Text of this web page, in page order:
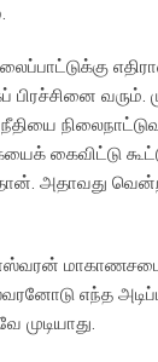
பிரச்சினை வரும்.
கைவிட்டு
அதாவது
எந்த